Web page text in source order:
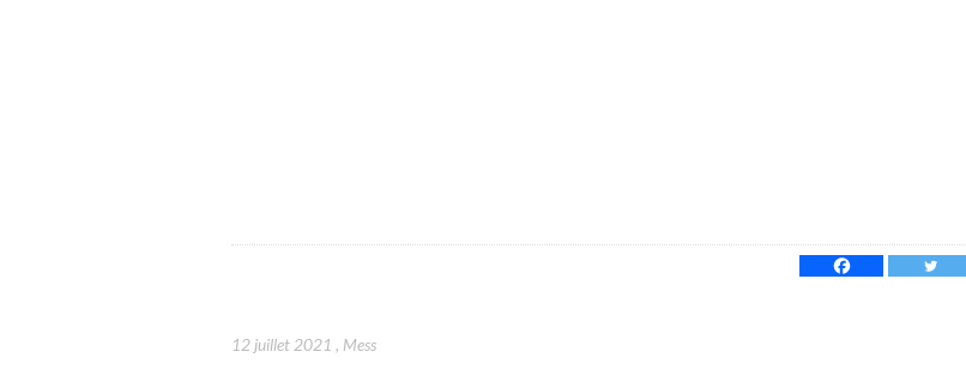
12 juillet 2021 , Mess